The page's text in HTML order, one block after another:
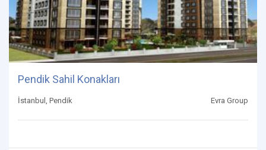
Pendik Sahil Konakları
İstanbul, Pendik Evra Group